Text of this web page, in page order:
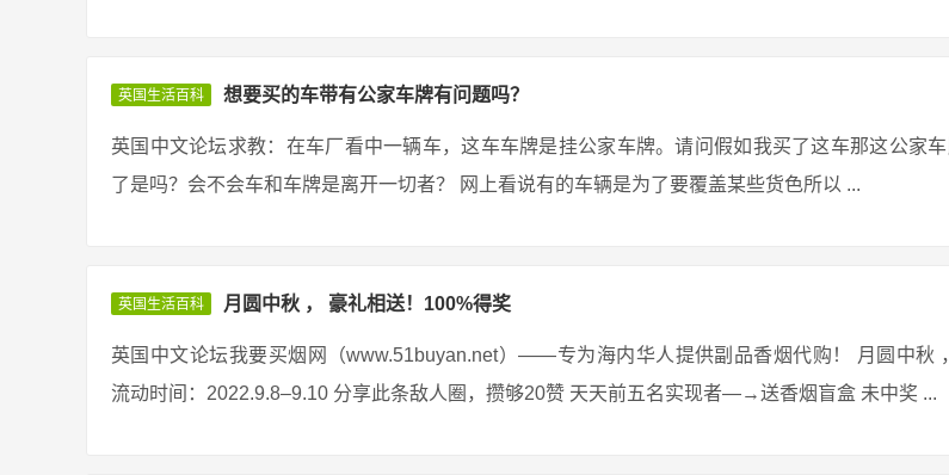
英国生活百科 想要买的车带有公家车牌有问题吗？
英国中文论坛求教：在车厂看中一辆车，这车车牌是挂公家车牌。请问假如我买了这车那这公家
了是吗？会不会车和车牌是离开一切者？ 网上看说有的车辆是为了要覆盖某些货色所以 ...
英国生活百科 月圆中秋 ， 豪礼相送！100%得奖
英国中文论坛我要买烟网（www.51buyan.net）——专为海内华人提供副品香烟代购！ 月圆中秋
流动时间：2022.9.8–9.10 分享此条敌人圈，攒够20赞 天天前五名实现者—→送香烟盲盒 未中奖 ...